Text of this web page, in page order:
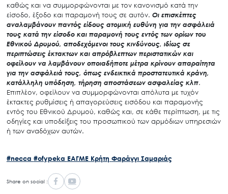
καθώς και να συμμορφώνονται με τον κανονισμό κατά την
είσοδο, έξοδο και παραμονή τους σε αυτόν. Οι επισκέπτες
αναλαμβάνουν παντός είδους ατομική ευθύνη για την ασφάλειά
τους κατά την είσοδο και παραμονή τους εντός των ορίων του
Εθνικού Δρυμού, αποδεχόμενοι τους κινδύνους, ιδίως σε
περιπτώσεις έκτακτων και απρόβλεπτων περιστατικών και
οφείλουν να λαμβάνουν οποιαδήποτε μέτρα κρίνουν απαραίτητα
για την ασφάλειά τους, όπως ενδεικτικά προστατευτικά κράνη,
κατάλληλη υπόδηση, τήρηση αποστάσεων ασφαλείας κλπ.
Επιπλέον, οφείλουν να συμμορφώνονται απόλυτα με τυχόν
έκτακτες ρυθμίσεις ή απαγορεύσεις εισόδου και παραμονής
εντός του Εθνικού Δρυμού, καθώς και, σε κάθε περίπτωση, με τις
οδηγίες και υποδείξεις του προσωπικού των αρμόδιων υπηρεσιών
ή των αναδόχων αυτών.
#necca #ofypeka ΕΑΓΜΕ Κρήτη Φαράγγι Σαμαριάς
Share on social :